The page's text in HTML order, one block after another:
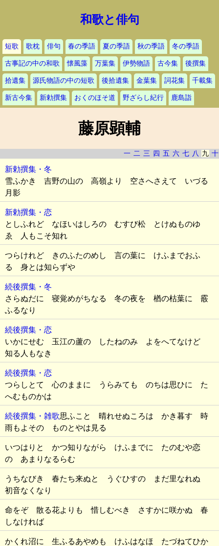
和歌と俳句
短歌 歌枕 俳句 春の季語 夏の季語 秋の季語 冬の季語
古事記の中の和歌 懐風藻 万葉集 伊勢物語 古今集 後撰集
拾遺集 源氏物語の中の短歌 後拾遺集 金葉集 詞花集 千載集
新古今集 新勅撰集 おくのほそ道 野ざらし紀行 鹿島詣
藤原顕輔
一 二 三 四 五 六 七 八 九 十
新勅撰集・冬
雪ふかき 吉野の山の 高嶺より 空さへさえて いづる
月影
新勅撰集・恋
としふれど なほいはしろの むすび松 とけぬものゆ
ゑ 人もこそ知れ
つらけれど きのふたのめし 言の葉に けふまでおふ
る 身とは知らずや
続後撰集・冬
さらぬだに 寝覚めがちなる 冬の夜を 楢の枯葉に 霰
ふるなり
続後撰集・恋
いかにせむ 玉江の蘆の したねのみ よをへてなけど
知る人もなき
続後撰集・恋
つらしとて 心のままに うらみても のちは思ひに た
へむものかは
続後撰集・雑歌思ふこと 晴れせぬころは かき暮す 時
雨もよその ものとやは見る
いつはりと かつ知りながら けふまでに たのむや恋
の あまりなるらむ
うちなびき 春たち来ぬと うぐひすの まだ里なれぬ
初音なくなり
命をぞ 散る花よりも 惜しむべき さすかに咲かぬ 春
しなければ
かくれ沼に 生ふるあやめも けふはなほ たづねてひか